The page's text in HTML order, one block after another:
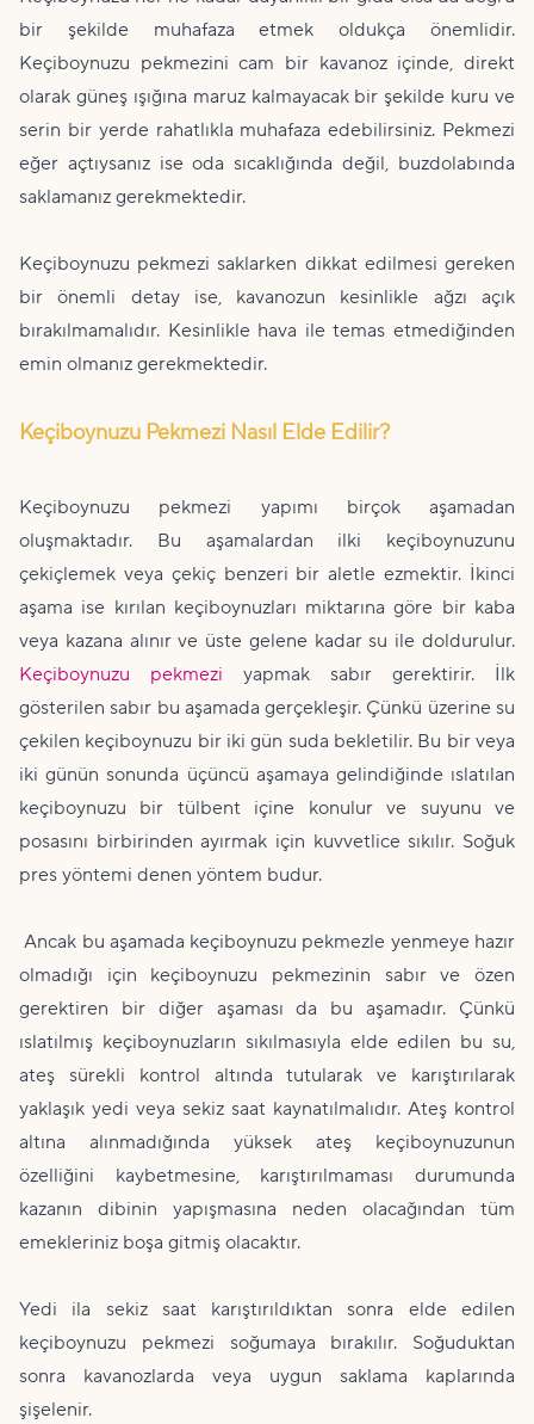
bir şekilde muhafaza etmek oldukça önemlidir.
Keçiboynuzu pekmezini cam bir kavanoz içinde, direkt
olarak güneş ışığına maruz kalmayacak bir şekilde kuru ve
serin bir yerde rahatlıkla muhafaza edebilirsiniz. Pekmezi
eğer açtıysanız ise oda sıcaklığında değil, buzdolabında
saklamanız gerekmektedir.
Keçiboynuzu pekmezi saklarken dikkat edilmesi gereken
bir önemli detay ise, kavanozun kesinlikle ağzı açık
bırakılmamalıdır. Kesinlikle hava ile temas etmediğinden
emin olmanız gerekmektedir.
Keçiboynuzu Pekmezi Nasıl Elde Edilir?
Keçiboynuzu pekmezi yapımı birçok aşamadan
oluşmaktadır. Bu aşamalardan ilki keçiboynuzunu
çekiçlemek veya çekiç benzeri bir aletle ezmektir. İkinci
aşama ise kırılan keçiboynuzları miktarına göre bir kaba
veya kazana alınır ve üste gelene kadar su ile doldurulur.
Keçiboynuzu pekmezi yapmak sabır gerektirir. İlk
gösterilen sabır bu aşamada gerçekleşir. Çünkü üzerine su
çekilen keçiboynuzu bir iki gün suda bekletilir. Bu bir veya
iki günün sonunda üçüncü aşamaya gelindiğinde ıslatılan
keçiboynuzu bir tülbent içine konulur ve suyunu ve
posasını birbirinden ayırmak için kuvvetlice sıkılır. Soğuk
pres yöntemi denen yöntem budur.
Ancak bu aşamada keçiboynuzu pekmezle yenmeye hazır
olmadığı için keçiboynuzu pekmezinin sabır ve özen
gerektiren bir diğer aşaması da bu aşamadır. Çünkü
ıslatılmış keçiboynuzların sıkılmasıyla elde edilen bu su,
ateş sürekli kontrol altında tutularak ve karıştırılarak
yaklaşık yedi veya sekiz saat kaynatılmalıdır. Ateş kontrol
altına alınmadığında yüksek ateş keçiboynuzunun
özelliğini kaybetmesine, karıştırılmaması durumunda
kazanın dibinin yapışmasına neden olacağından tüm
emekleriniz boşa gitmiş olacaktır.
Yedi ila sekiz saat karıştırıldıktan sonra elde edilen
keçiboynuzu pekmezi soğumaya bırakılır. Soğuduktan
sonra kavanozlarda veya uygun saklama kaplarında
şişelenir.